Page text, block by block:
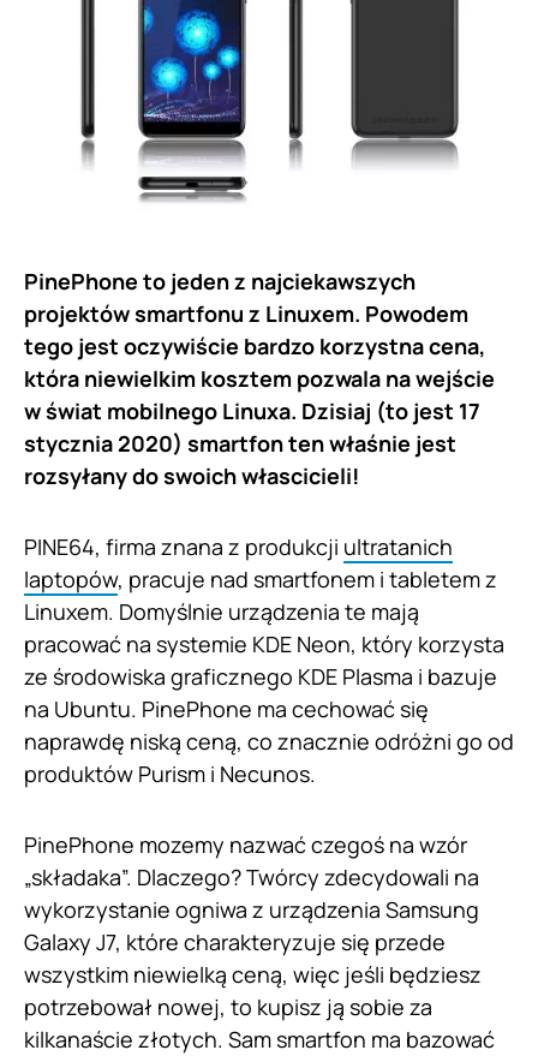
PinePhone to jeden z najciekawszych
projektów smartfonu z Linuxem. Powodem
tego jest oczywiście bardzo korzystna cena,
która niewielkim kosztem pozwala na wejście
w świat mobilnego Linuxa. Dzisiaj (to jest 17
stycznia 2020) smartfon ten właśnie jest
rozsyłany do swoich włascicieli!
PINE64, firma znana z produkcji ultratanich
laptopów, pracuje nad smartfonem i tabletem z
Linuxem. Domyślnie urządzenia te mają
pracować na systemie KDE Neon, który korzysta
ze środowiska graficznego KDE Plasma i bazuje
na Ubuntu. PinePhone ma cechować się
naprawdę niską ceną, co znacznie odróżni go od
produktów Purism i Necunos.
PinePhone mozemy nazwać czegoś na wzór
„składaka”. Dlaczego? Twórcy zdecydowali na
wykorzystanie ogniwa z urządzenia Samsung
Galaxy J7, które charakteryzuje się przede
wszystkim niewielką ceną, więc jeśli będziesz
potrzebował nowej, to kupisz ją sobie za
kilkanaście złotych. Sam smartfon ma bazować